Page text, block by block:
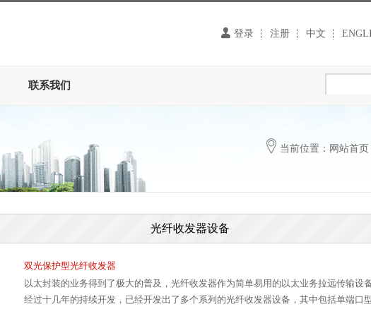
登录 注册 中文
联系我们
当前位置： 网站首页
光纤收发器设备
双光保护型光纤收发器
以太封装的业务得到了极大的普及，光纤收发器作为简单易用的以太业务拉远传输设
经过十几年的持续开发，已经开发出了多个系列的光纤收发器设备，其中包括单端口